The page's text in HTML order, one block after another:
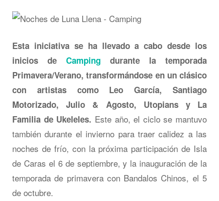
Esta iniciativa se ha llevado a cabo desde los
inicios de Camping durante la temporada
Primavera/Verano, transformándose en un clásico
con artistas como Leo García, Santiago
Motorizado, Julio & Agosto, Utopians y La
Familia de Ukeleles. Este año, el ciclo se mantuvo
también durante el invierno para traer calidez a las
noches de frío, con la próxima participación de Isla
de Caras el 6 de septiembre, y la inauguración de la
temporada de primavera con Bandalos Chinos, el 5
de octubre.